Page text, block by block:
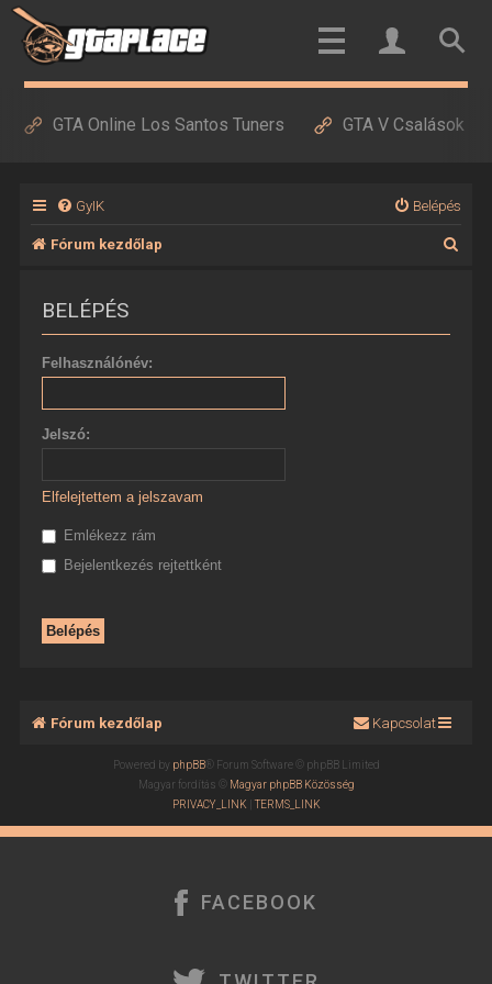
GTA Online Los Santos Tuners GTA V Csalások
GyIK Belépés
Fórum kezdőlap
BELÉPÉS
Felhasználónév:
Jelszó:
Elfelejtettem a jelszavam
Emlékezz rám
Bejelentkezés rejtettként
Fórum kezdőlap Kapcsolat
Powered by phpBB® Forum Software © phpBB Limited
Magyar fordítás © Magyar phpBB Közösség
PRIVACY_LINK |TERMS_LINK
FACEBOOK